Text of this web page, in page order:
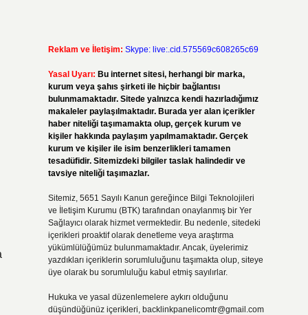
Reklam ve İletişim: Skype: live:.cid.575569c608265c69
Yasal Uyarı: Bu internet sitesi, herhangi bir marka,
kurum veya şahıs şirketi ile hiçbir bağlantısı
bulunmamaktadır. Sitede yalnızca kendi hazırladığımız
makaleler paylaşılmaktadır. Burada yer alan içerikler
haber niteliği taşımamakta olup, gerçek kurum ve
kişiler hakkında paylaşım yapılmamaktadır. Gerçek
kurum ve kişiler ile isim benzerlikleri tamamen
tesadüfidir. Sitemizdeki bilgiler taslak halindedir ve
tavsiye niteliği taşımazlar.
Sitemiz, 5651 Sayılı Kanun gereğince Bilgi Teknolojileri
ve İletişim Kurumu (BTK) tarafından onaylanmış bir Yer
Sağlayıcı olarak hizmet vermektedir. Bu nedenle, sitedeki
içerikleri proaktif olarak denetleme veya araştırma
yükümlülüğümüz bulunmamaktadır. Ancak, üyelerimiz
yazdıkları içeriklerin sorumluluğunu taşımakta olup, siteye
üye olarak bu sorumluluğu kabul etmiş sayılırlar.
Hukuka ve yasal düzenlemelere aykırı olduğunu
düşündüğünüz içerikleri, backlinkpanelicomtr@gmail.com